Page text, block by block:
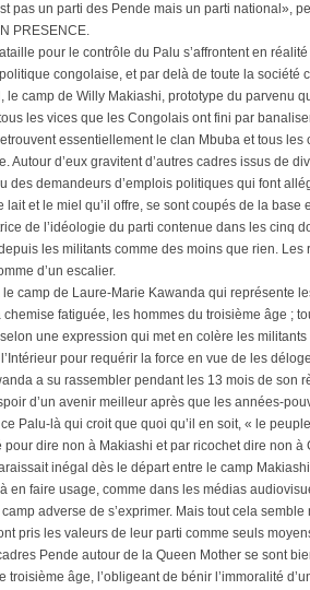
pas un parti des Pende mais un parti national»,
PRESENCE.
pour le contrôle du Palu s’affrontent en
congolaise, et par delà de toute la société
le camp de Willy Makiashi, prototype du parvenu
les vices que les Congolais ont fini par
essentiellement le clan Mbuba et tous
Autour d’eux gravitent d’autres cadres issus de
des demandeurs d’emplois politiques qui font
lait et le miel qu’il offre, se sont coupés de la
de l’idéologie du parti contenue dans les cinq
les militants comme des moins que rien.
d’un escalier.
le camp de Laure-Marie Kawanda qui représente
chemise fatiguée, les hommes du troisième âge ;
une expression qui met en colère les
pour requérir la force en vue de les
a su rassembler pendant les 13 mois de son
d’un avenir meilleur après que les années-
ce Palu-là qui croit que quoi qu’il en soit, « le
pour dire non à Makiashi et par ricochet dire non
inégal dès le départ entre le camp
en faire usage, comme dans les médias
adverse de s’exprimer. Mais tout cela
pris les valeurs de leur parti comme seuls
Pende autour de la Queen Mother se sont
troisième âge, l’obligeant de bénir l’immoralité